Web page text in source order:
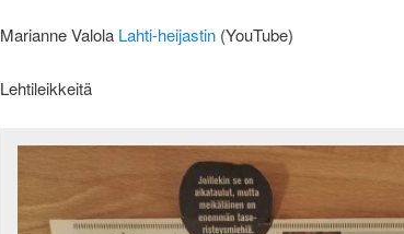
Marianne Valola Lahti-heijastin(YouTube)
Lehtileikkeitä